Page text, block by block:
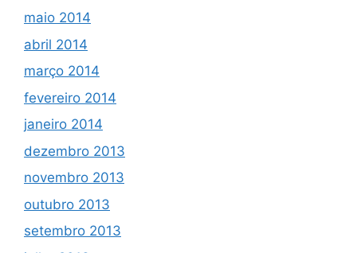
maio 2014
abril 2014
março 2014
fevereiro 2014
janeiro 2014
dezembro 2013
novembro 2013
outubro 2013
setembro 2013